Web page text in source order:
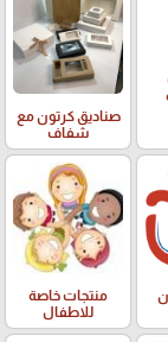
صناديق كرتون مع
شفاف
منتجات خاصة
للاطفال